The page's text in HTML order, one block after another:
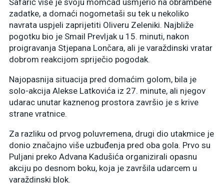
zadatke, a domaći nogometaši su tek u nekoliko
navrata uspjeli zaprijetiti Oliveru Zeleniki. Najbliže
pogotku bio je Smail Prevljak u 15. minuti, nakon
proigravanja Stjepana Lončara, ali je varaždinski vratar
dobrom reakcijom spriječio pogodak.
Najopasnija situacija pred domaćim golom, bila je
solo-akcija Alekse Latkovića iz 27. minute, ali njegov
udarac unutar kaznenog prostora završio je s krive
strane vratnice.
Za razliku od prvog poluvremena, drugi dio utakmice je
donio značajno više uzbuđenja pred oba gola. Prvo su
Puljani preko Advana Kadušića organizirali opasnu
akciju po desnom boku, koja je završila udarcem u
varaždinski blok.